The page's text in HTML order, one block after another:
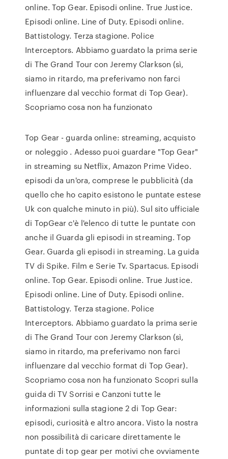
online. Top Gear. Episodi online. True Justice.
Episodi online. Line of Duty. Episodi online.
Battistology. Terza stagione. Police
Interceptors. Abbiamo guardato la prima serie
di The Grand Tour con Jeremy Clarkson (sì,
siamo in ritardo, ma preferivamo non farci
influenzare dal vecchio format di Top Gear).
Scopriamo cosa non ha funzionato
Top Gear - guarda online: streaming, acquisto
or noleggio . Adesso puoi guardare "Top Gear"
in streaming su Netflix, Amazon Prime Video.
episodi da un'ora, comprese le pubblicità (da
quello che ho capito esistono le puntate estese
Uk con qualche minuto in più). Sul sito ufficiale
di TopGear c'è l'elenco di tutte le puntate con
anche il Guarda gli episodi in streaming. Top
Gear. Guarda gli episodi in streaming. La guida
TV di Spike. Film e Serie Tv. Spartacus. Episodi
online. Top Gear. Episodi online. True Justice.
Episodi online. Line of Duty. Episodi online.
Battistology. Terza stagione. Police
Interceptors. Abbiamo guardato la prima serie
di The Grand Tour con Jeremy Clarkson (sì,
siamo in ritardo, ma preferivamo non farci
influenzare dal vecchio format di Top Gear).
Scopriamo cosa non ha funzionato Scopri sulla
guida di TV Sorrisi e Canzoni tutte le
informazioni sulla stagione 2 di Top Gear:
episodi, curiosità e altro ancora. Visto la nostra
non possibilità di caricare direttamente le
puntate di top gear per motivi che ovviamente